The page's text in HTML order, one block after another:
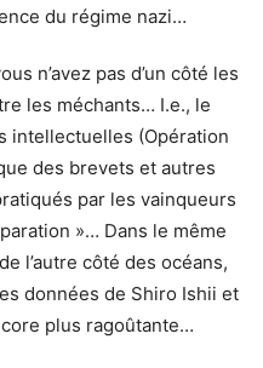
du régime nazi…
n’avez pas d’un côté les
les méchants… I.e., le
intellectuelles (Opération
des brevets et autres
par les vainqueurs
»… Dans le même
l’autre côté des océans,
données de Shiro Ishii et
plus ragoûtante…